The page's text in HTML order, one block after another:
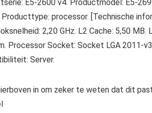
E5-2600 v4. Productmodel: E5-
Producttype: processor. [Technische
2,20 GHz. L2 Cache: 5,50
Processor Socket: Socket LGA 2011-
Server.
in om zeker te weten dat dit